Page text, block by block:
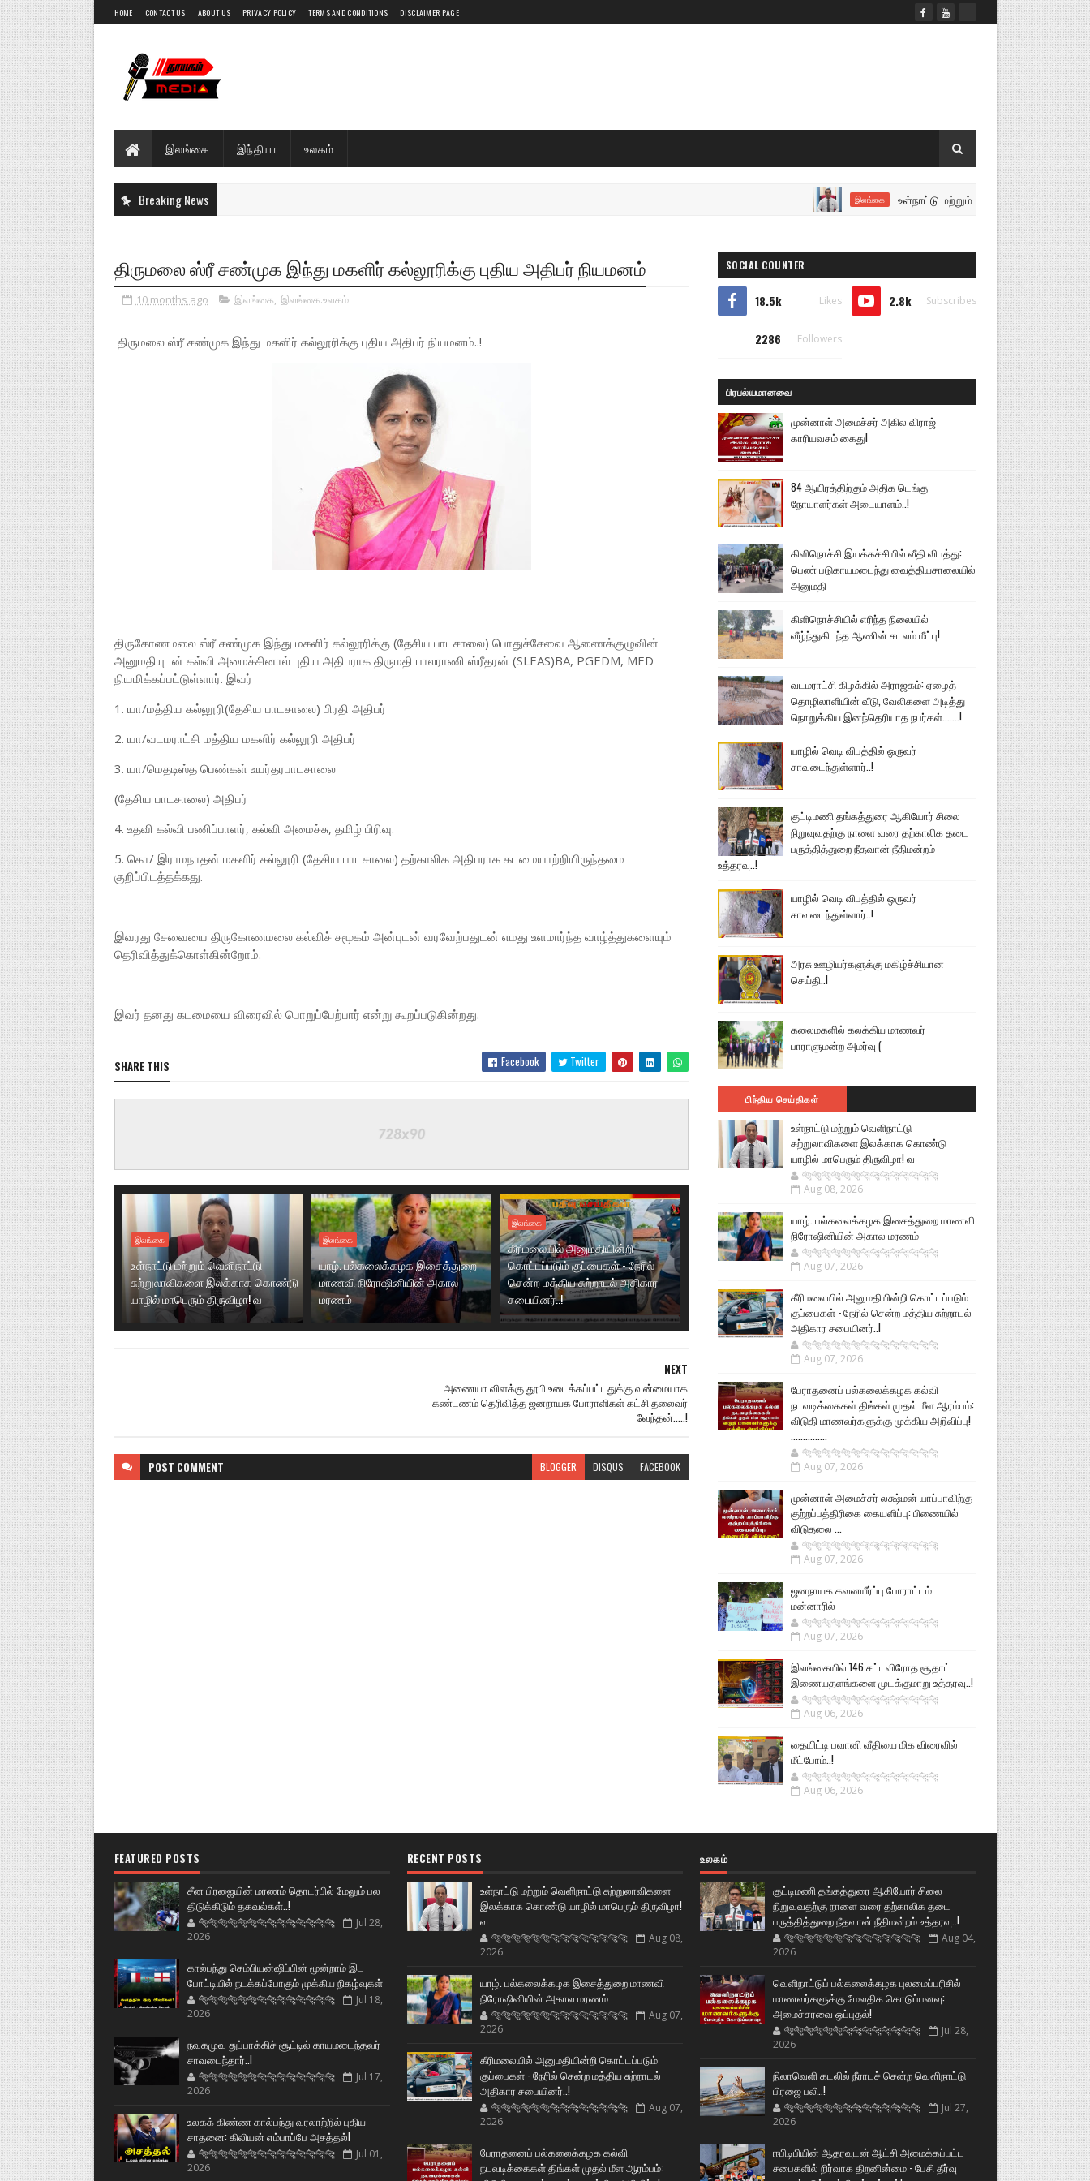
HOME CONTACT US ABOUT US PRIVACY POLICY TERMS AND CONDITIONS DISCLAIMER PAGE
இலங்கை இந்தியா உலகம்
Breaking News இலங்கை உள்நாட்டு மற்றும் வெளிநாட்டு சுற்றுலாவிகளை
திருமலை ஸ்ரீ சண்முக இந்து மகளிர் கல்லூரிக்கு புதிய அதிபர் நியமனம்
10 months ago இலங்கை, இலங்கை.உலகம்
திருமலை ஸ்ரீ சண்முக இந்து மகளிர் கல்லூரிக்கு புதிய அதிபர் நியமனம்..!
திருகோணமலை ஸ்ரீ சண்முக இந்து மகளிர் கல்லூரிக்கு (தேசிய பாடசாலை) பொதுச்சேவை ஆணைக்குழுவின்
அனுமதியுடன் கல்வி அமைச்சினால் புதிய அதிபராக திருமதி பாலராணி ஸ்ரீதரன் (SLEAS)BA, PGEDM, MED
நியமிக்கப்பட்டுள்ளார். இவர்
1. யா/மத்திய கல்லூரி(தேசிய பாடசாலை) பிரதி அதிபர்
2. யா/வடமராட்சி மத்திய மகளிர் கல்லூரி அதிபர்
3. யா/மெதடிஸ்த பெண்கள் உயர்தரபாடசாலை
(தேசிய பாடசாலை) அதிபர்
4. உதவி கல்வி பணிப்பாளர், கல்வி அமைச்சு, தமிழ் பிரிவு.
5. கொ/ இராமநாதன் மகளிர் கல்லூரி (தேசிய பாடசாலை) தற்காலிக அதிபராக கடமையாற்றியிருந்தமை
குறிப்பிடத்தக்கது.
இவரது சேவையை திருகோணமலை கல்விச் சமூகம் அன்புடன் வரவேற்பதுடன் எமது உளமார்ந்த வாழ்த்துகளையும்
தெரிவித்துக்கொள்கின்றோம்.
இவர் தனது கடமையை விரைவில் பொறுப்பேற்பார் என்று கூறப்படுகின்றது.
SHARE THIS Facebook Twitter
இலங்கை
உள்நாட்டு மற்றும் வெளிநாட்டு
சுற்றுலாவிகளை இலக்காக கொண்டு
யாழில் மாபெரும் திருவிழா! வ
இலங்கை
யாழ். பல்கலைக்கழக இசைத்துறை
மாணவி நிரோஷினியின் அகால
மரணம்
இலங்கை
கீரிமலையில் அனுமதியின்றி
கொட்டப்படும் குப்பைகள் - நேரில்
சென்ற மத்திய சுற்றாடல் அதிகார
சபையினர்..!
NEXT
அணையா விளக்கு தூபி உடைக்கப்பட்டதுக்கு வன்மையாக
கண்டணம் தெரிவித்த ஜனநாயக போராளிகள் கட்சி தலைவர்
வேந்தன்.....!
POST COMMENT BLOGGER DISQUS FACEBOOK
SOCIAL COUNTER
18.5k Likes 2.8k Subscribes
2286 Followers
பிரபல்யமானவை
முன்னாள் அமைச்சர் அகில விராஜ்
காரியவசம் கைது!
84 ஆயிரத்திற்கும் அதிக டெங்கு
நோயாளர்கள் அடையாளம்..!
கிளிநொச்சி இயக்கச்சியில் வீதி விபத்து:
பெண் படுகாயமடைந்து வைத்தியசாலையில்
அனுமதி
கிளிநொச்சியில் எரிந்த நிலையில்
வீழ்ந்துகிடந்த ஆணின் சடலம் மீட்பு!
வடமராட்சி கிழக்கில் அராஜகம்: ஏழைத்
தொழிலாளியின் வீடு, வேலிகளை அடித்து
நொறுக்கிய இனந்தெரியாத நபர்கள்.......!
யாழில் வெடி விபத்தில் ஒருவர்
சாவடைந்துள்ளார்..!
குட்டிமணி தங்கத்துரை ஆகியோர் சிலை
நிறுவுவதற்கு நாளை வரை தற்காலிக தடை
பருத்தித்துறை நீதவான் நீதிமன்றம்
உத்தரவு..!
யாழில் வெடி விபத்தில் ஒருவர்
சாவடைந்துள்ளார்..!
அரசு ஊழியர்களுக்கு மகிழ்ச்சியான
செய்தி..!
கலைமகளில் கலக்கிய மாணவர்
பாராளுமன்ற அமர்வு (
பிந்திய செய்திகள்
உள்நாட்டு மற்றும் வெளிநாட்டு
சுற்றுலாவிகளை இலக்காக கொண்டு
யாழில் மாபெரும் திருவிழா! வ
🐅🐅🐅🐅🐅🐅🐆🐆🐆🐆🐆🐆🐆🐆
Aug 08, 2026
யாழ். பல்கலைக்கழக இசைத்துறை மாணவி
நிரோஷினியின் அகால மரணம்
🐅🐅🐅🐅🐅🐅🐆🐆🐆🐆🐆🐆🐆🐆
Aug 07, 2026
கீரிமலையில் அனுமதியின்றி கொட்டப்படும்
குப்பைகள் - நேரில் சென்ற மத்திய சுற்றாடல்
அதிகார சபையினர்..!
🐅🐅🐅🐅🐅🐅🐆🐆🐆🐆🐆🐆🐆🐆
Aug 07, 2026
பேராதனைப் பல்கலைக்கழக கல்வி
நடவடிக்கைகள் திங்கள் முதல் மீள ஆரம்பம்:
விடுதி மாணவர்களுக்கு முக்கிய அறிவிப்பு!
...............
🐅🐅🐅🐅🐅🐅🐆🐆🐆🐆🐆🐆🐆🐆
Aug 07, 2026
முன்னாள் அமைச்சர் லக்ஷ்மன் யாப்பாவிற்கு
குற்றப்பத்திரிகை கையளிப்பு: பிணையில்
விடுதலை ...
🐅🐅🐅🐅🐅🐅🐆🐆🐆🐆🐆🐆🐆🐆
Aug 07, 2026
ஜனநாயக கவனயீர்ப்பு போராட்டம்
மன்னாரில்
🐅🐅🐅🐅🐅🐅🐆🐆🐆🐆🐆🐆🐆🐆
Aug 07, 2026
இலங்கையில் 146 சட்டவிரோத சூதாட்ட
இணையதளங்களை முடக்குமாறு உத்தரவு..!
🐅🐅🐅🐅🐅🐅🐆🐆🐆🐆🐆🐆🐆🐆
Aug 06, 2026
தையிட்டி பவானி வீதியை மிக விரைவில்
மீட்போம்..!
🐅🐅🐅🐅🐅🐅🐆🐆🐆🐆🐆🐆🐆🐆
Aug 06, 2026
FEATURED POSTS
சீன பிரஜையின் மரணம் தொடர்பில் மேலும் பல
திடுக்கிடும் தகவல்கள்..!
🐅🐅🐅🐅🐅🐅🐆🐆🐆🐆🐆🐆🐆🐆
Jul 28,
2026
கால்பந்து செம்பியன்ஷிப்பின் மூன்றாம் இட
போட்டியில் நடக்கப்போகும் முக்கிய நிகழ்வுகள்
🐅🐅🐅🐅🐅🐅🐆🐆🐆🐆🐆🐆🐆🐆
Jul 18,
2026
நவகமுவ துப்பாக்கிச் சூட்டில் காயமடைந்தவர்
சாவடைந்தார்..!
🐅🐅🐅🐅🐅🐅🐆🐆🐆🐆🐆🐆🐆🐆
Jul 17,
2026
உலகக் கிண்ண கால்பந்து வரலாற்றில் புதிய
சாதனை: கிலியன் எம்பாப்பே அசத்தல்!
🐅🐅🐅🐅🐅🐅🐆🐆🐆🐆🐆🐆🐆🐆
Jul 01,
2026
RECENT POSTS
உள்நாட்டு மற்றும் வெளிநாட்டு சுற்றுலாவிகளை
இலக்காக கொண்டு யாழில் மாபெரும் திருவிழா!
வ
🐅🐅🐅🐅🐅🐅🐆🐆🐆🐆🐆🐆🐆🐆
Aug 08,
2026
யாழ். பல்கலைக்கழக இசைத்துறை மாணவி
நிரோஷினியின் அகால மரணம்
🐅🐅🐅🐅🐅🐅🐆🐆🐆🐆🐆🐆🐆🐆
Aug 07,
2026
கீரிமலையில் அனுமதியின்றி கொட்டப்படும்
குப்பைகள் - நேரில் சென்ற மத்திய சுற்றாடல்
அதிகார சபையினர்..!
🐅🐅🐅🐅🐅🐅🐆🐆🐆🐆🐆🐆🐆🐆
Aug 07,
2026
பேராதனைப் பல்கலைக்கழக கல்வி
நடவடிக்கைகள் திங்கள் முதல் மீள ஆரம்பம்:
உலகம்
குட்டிமணி தங்கத்துரை ஆகியோர் சிலை
நிறுவுவதற்கு நாளை வரை தற்காலிக தடை
பருத்தித்துறை நீதவான் நீதிமன்றம் உத்தரவு..!
🐅🐅🐅🐅🐅🐅🐆🐆🐆🐆🐆🐆🐆🐆
Aug 04,
2026
வெளிநாட்டுப் பல்கலைக்கழக புலமைப்பரிசில்
மாணவர்களுக்கு மேலதிக கொடுப்பனவு:
அமைச்சரவை ஒப்புதல்!
🐅🐅🐅🐅🐅🐅🐆🐆🐆🐆🐆🐆🐆🐆
Jul 28,
2026
நிலாவெளி கடலில் நீராடச் சென்ற வௌிநாட்டு
பிரஜை பலி..!
🐅🐅🐅🐅🐅🐅🐆🐆🐆🐆🐆🐆🐆🐆
Jul 27,
2026
ஈபிடிபியின் ஆதரவுடன் ஆட்சி அமைக்கப்பட்ட
சபைகளில் நிர்வாக திறனின்மை - பேசி தீர்வு